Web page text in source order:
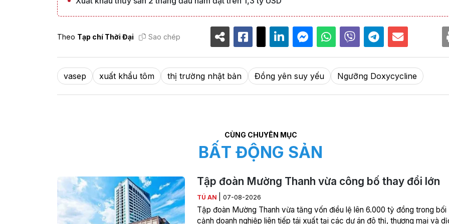
Theo Tạp chí Thời Đại Sao chép
vasep xuất khẩu tôm thị trường nhật bản Đồng yên suy yếu Ngưỡng Doxycycline
CÙNG CHUYÊN MỤC
BẤT ĐỘNG SẢN
Tập đoàn Mường Thanh vừa công bố thay đổi lớn
TÚ AN 07-08-2026
Tập đoàn Mường Thanh vừa tăng vốn điều lệ lên 6.000 tỷ đồng trong bối
cảnh doanh nghiệp liên tiếp tái xuất tại các dự án đô thị, thương mại và